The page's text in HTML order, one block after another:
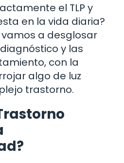
el TLP y
en la vida diaria?
a desglosar
y las
con la
algo de luz
trastorno.